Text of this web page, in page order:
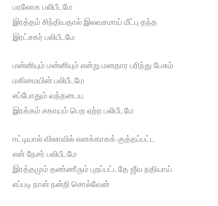
பரலோக பலிபீடமே
இரத்தம் சிந்தியதால் இலவசமாய் மீட்பு தந்த
இரட்சகர் பலிபீடமே
மன்னியும் மன்னியும் என்று மனதார பரிந்து பேசும்
மகிமையின் பலிபீடமே
எப்போதும் வந்தடைய
இரக்கம் சகாயம் பெற ஏற்ற பலிபீடமே
ஈட்டியால் விலாவில் எனக்காகக் குத்தப்பட்ட
என் நேசர் பலிபீடமே
இரத்தமும் தண்ணீரும் புறப்பட்டதே ஜீவ நதியாய்
எப்படி நான் நன்றி சொல்வேன்